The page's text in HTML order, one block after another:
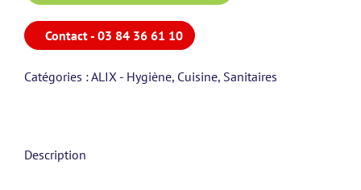
Contact - 03 84 36 61 10
Catégories :ALIX - Hygiène, Cuisine, Sanitaires
Description